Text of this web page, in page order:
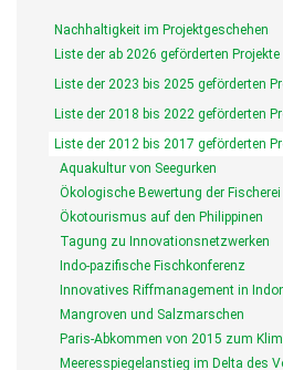
Nachhaltigkeit im Projektgeschehen
Liste der ab 2026 geförderten Projekte
Liste der 2023 bis 2025 geförderten
Liste der 2018 bis 2022 geförderten
Liste der 2012 bis 2017 geförderten
Aquakultur von Seegurken
Ökologische Bewertung der
Ökotourismus auf den Philippinen
Tagung zu Innovationsnetzwerken
Indo-pazifische Fischkonferenz
Innovatives Riffmanagement in
Mangroven und Salzmarschen
Paris-Abkommen von 2015 zum
Meeresspiegelanstieg im Delta des